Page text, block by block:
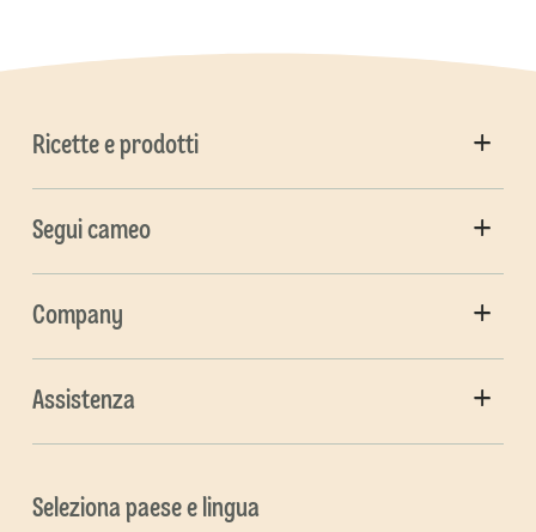
Ricette e prodotti
Segui cameo
Company
Assistenza
Seleziona paese e lingua